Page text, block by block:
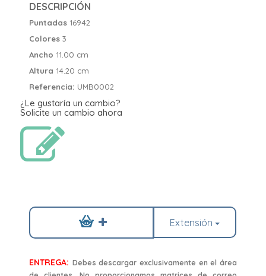
DESCRIPCIÓN
Puntadas 16942
Colores3
Ancho 11.00 cm
Altura 14.20 cm
Referencia: UMB0002
¿Le gustaría un cambio?
Solicite un cambio ahora
Extensión
ENTREGA: Debes descargar exclusivamente en el área